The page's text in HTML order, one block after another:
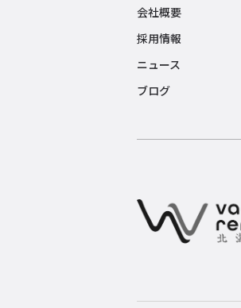
会社概要
採用情報
ニュース
ブログ